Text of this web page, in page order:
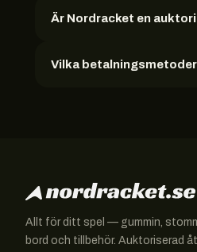
Är Nordracket en
Vilka
Allt för ditt spel — gummin,
bord och tillbehör. Auktoriserad